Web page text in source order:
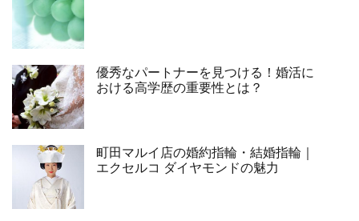
優秀なパートナーを見つける！婚活に
おける高学歴の重要性とは？
町田マルイ店の婚約指輪・結婚指輪｜
エクセルコ ダイヤモンドの魅力